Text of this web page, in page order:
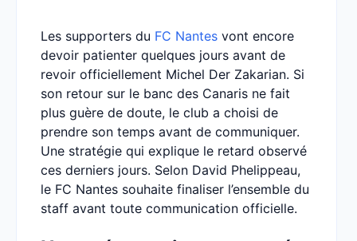
Les supporters du FC Nantes vont encore
devoir patienter quelques jours avant de
revoir officiellement Michel Der Zakarian. Si
son retour sur le banc des Canaris ne fait
plus guère de doute, le club a choisi de
prendre son temps avant de communiquer.
Une stratégie qui explique le retard observé
ces derniers jours. Selon David Phelippeau,
le FC Nantes souhaite finaliser l’ensemble du
staff avant toute communication officielle.